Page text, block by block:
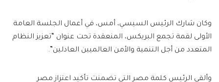
وكان شارك الرئيس السيسي، أمس، في أعمال الجلسة العامة
الأولى لقمة تجمع البريكس، المنعقدة تحت عنوان “تعزيز النظام
المتعدد من أجل التنمية والأمن العالميين العادلين”.
وألقى الرئيس كلمة مصر التي تضمنت تأكيد اعتزاز مصر